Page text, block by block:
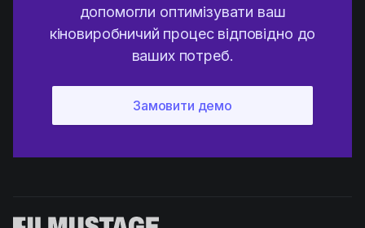
допомогли оптимізувати ваш
кіновиробничий процес відповідно до
ваших потреб.